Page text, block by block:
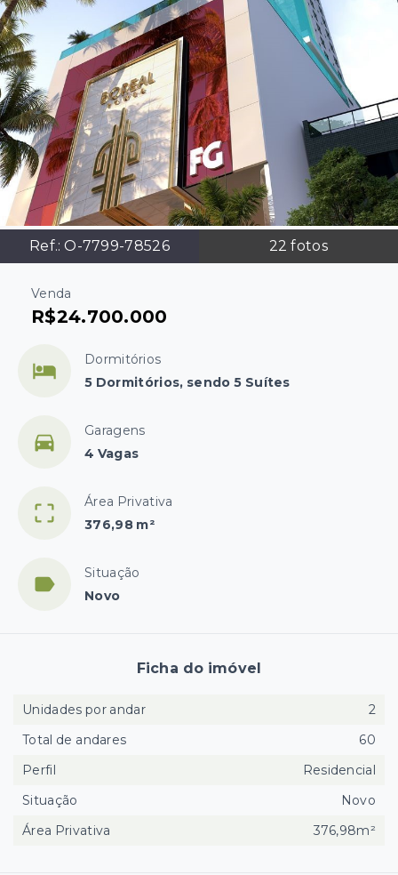
Ref.:O-7799-78526 22 fotos
Venda
R$24.700.000
Dormitórios
5 Dormitórios, sendo 5 Suítes
Garagens
4 Vagas
Área Privativa
376,98 m²
Situação
Novo
Ficha do imóvel
Unidades por andar
2
Total de andares
60
Perfil
Residencial
Situação
Novo
Área Privativa
376,98m²